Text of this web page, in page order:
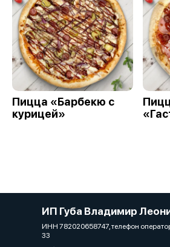
Пицца «Барбекю с
курицей»
ИП Губа Владимир
ИНН 782020658747, телефон
33